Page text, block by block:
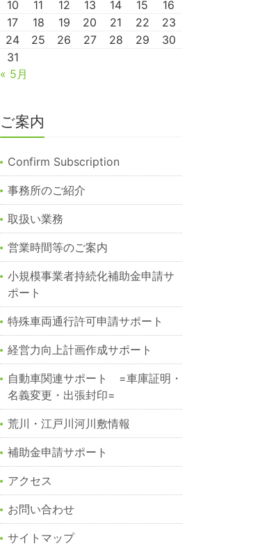
10
11 12 13 14 15
16
17
18 19 20 21 22
23
24
25 26 27 28 29
30
31
« 5月
ご案内
Confirm Subscription
事務所のご紹介
取扱い業務
営業時間等のご案内
小規模事業者持続化補助金申請サ
ポート
特殊車両通行許可申請サポート
経営力向上計画作成サポート
自動車関連サポート =車庫証明・
名義変更・出張封印=
荒川・江戸川河川敷情報
補助金申請サポート
アクセス
お問い合わせ
サイトマップ